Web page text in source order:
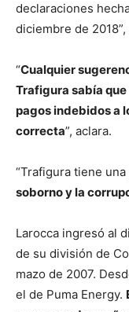
declaraciones
diciembre de 2018”,
“Cualquier
Trafigura sabía
pagos indebidos a
correcta”, aclara.
“Trafigura tiene
soborno y la
Larocca ingresó al
de su división de
mazo de 2007.
el de Puma Energy.